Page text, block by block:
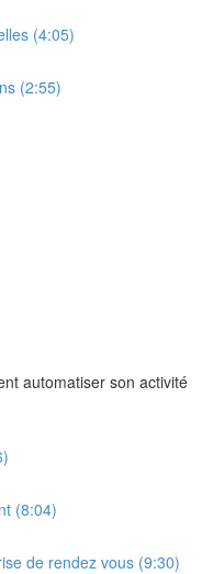
(4:05)
(2:55)
automatiser son activité
(8:04)
de rendez vous (9:30)